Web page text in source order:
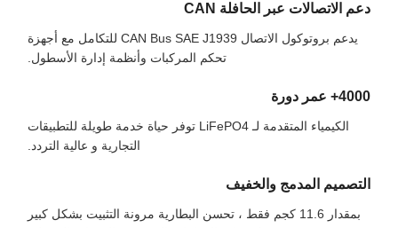
دعم الاتصالات عبر الحافلة CAN
يدعم بروتوكول الاتصال CAN Bus SAE J1939 للتكامل مع أجهزة
تحكم المركبات وأنظمة إدارة الأسطول.
4000+ عمر دورة
الكيمياء المتقدمة لـ LiFePO4 توفر حياة خدمة طويلة للتطبيقات
التجارية و عالية التردد.
التصميم المدمج والخفيف
بمقدار 11.6 كجم فقط ، تحسن البطارية مرونة التثبيت بشكل كبير